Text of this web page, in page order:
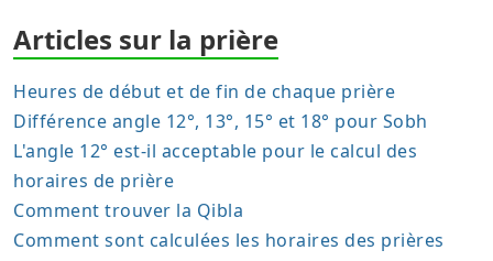
Articles sur la prière
Heures de début et de fin de chaque prière
Différence angle 12°, 13°, 15° et 18° pour Sobh
L'angle 12° est-il acceptable pour le calcul des
horaires de prière
Comment trouver la Qibla
Comment sont calculées les horaires des prières